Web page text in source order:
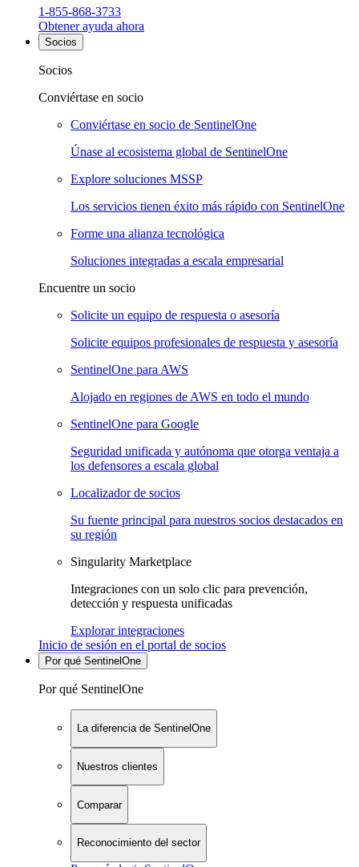
1-855-868-3733
Obtener ayuda ahora
Socios
Socios
Conviértase en socio
Conviértase en socio de SentinelOne
Únase al ecosistema global de SentinelOne
Explore soluciones MSSP
Los servicios tienen éxito más rápido con SentinelOne
Forme una alianza tecnológica
Soluciones integradas a escala empresarial
Encuentre un socio
Solicite un equipo de respuesta o asesoría
Solicite equipos profesionales de respuesta y asesoría
SentinelOne para AWS
Alojado en regiones de AWS en todo el mundo
SentinelOne para Google
Seguridad unificada y autónoma que otorga ventaja a
los defensores a escala global
Localizador de socios
Su fuente principal para nuestros socios destacados en
su región
Singularity Marketplace
Integraciones con un solo clic para prevención,
detección y respuesta unificadas
Explorar integraciones
Inicio de sesión en el portal de socios
Por qué SentinelOne
Por qué SentinelOne
La diferencia de SentinelOne
Nuestros clientes
Comparar
Reconocimiento del sector